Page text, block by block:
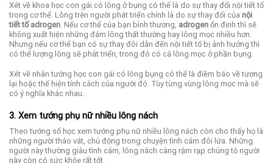
Xét về khoa học con gái có lông ở bụng có thể là do sự thay đổi nội tiết tố
trong cơ thể. Lông trên người phát triển chính là do sự thay đổi của nội
tiết tố adrogen. Nếu cơ thể của bạn bình thương, adrogen ổn định thì sẽ
không xuất hiện những đám lông thất thường hay lông mọc nhiều hơn.
Nhưng nếu cơ thể bạn có sự thay đôi dẫn đến nội tiết tố bị ảnh hưởng thì
có thể lượng lông sẽ phát triển, trong đó có cả lông mọc ở phần bụng.
Xét về nhân tướng học con gái có lông bụng có thể là điềm báo về tương
lại hoặc thể hiện tính cách của người đó. Tùy từng vùng lông mọc mà sẽ
có ý nghĩa khác nhau.
3. Xem tướng phụ nữ nhiều lông nách
Theo tướng số học xem tướng phụ nữ nhiều lông nách còn cho thấy họ là
những người tháo vát, chủ động trong chuyện tình cảm đôi lứa. Những
người này thường giàu tình cảm, lông nách càng rậm rạp chúng tỏ người
này còn có sức khỏe rất tốt.